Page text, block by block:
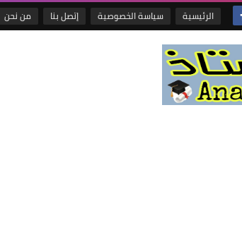
الرئيسية سياسة الخصوصية إتصل بنا من نحن